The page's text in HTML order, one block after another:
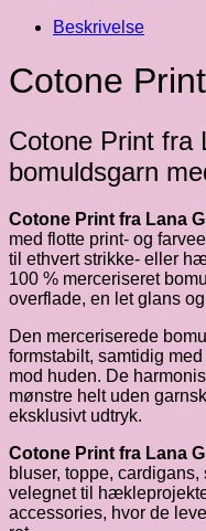
Beskrivelse
Cotone
Cotone Print fra
bomuldsgarn
Cotone Print fra Lana
med flotte print- og
til ethvert strikke- eller
100 % merceriseret
overflade, en let glans
Den merceriserede
formstabilt, samtidig
mod huden. De
mønstre helt uden
eksklusivt udtryk.
Cotone Print fra Lana
bluser, toppe,
velegnet til
accessories, hvor de